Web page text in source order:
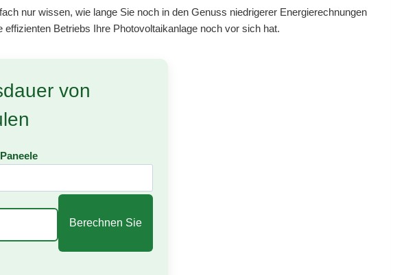
nur wissen, wie lange Sie noch in den Genuss niedrigerer Energierechnungen
Betriebs Ihre Photovoltaikanlage noch vor sich hat.
von
Berechnen Sie